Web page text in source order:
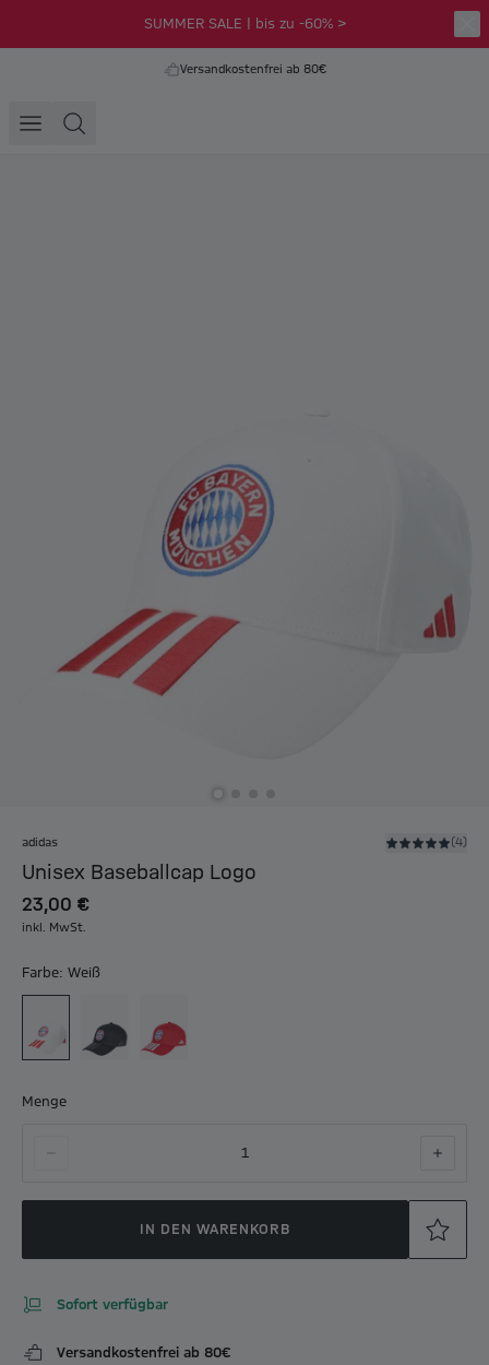
SUMMER SALE | bis zu -60% >
Versandkostenfrei ab 80€
adidas (4)
Unisex Baseballcap Logo
23,00 €
inkl. MwSt.
Farbe: Weiß
Menge
1
IN DEN WARENKORB
Sofort verfügbar
Versandkostenfrei ab 80€